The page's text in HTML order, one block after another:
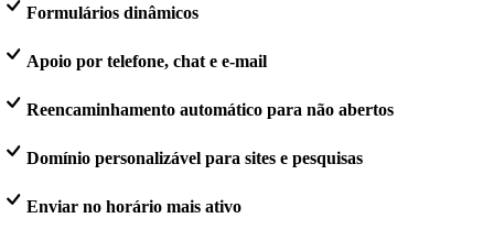
Formulários dinâmicos
Apoio por telefone, chat e e-mail
Reencaminhamento automático para não abertos
Domínio personalizável para sites e pesquisas
Enviar no horário mais ativo